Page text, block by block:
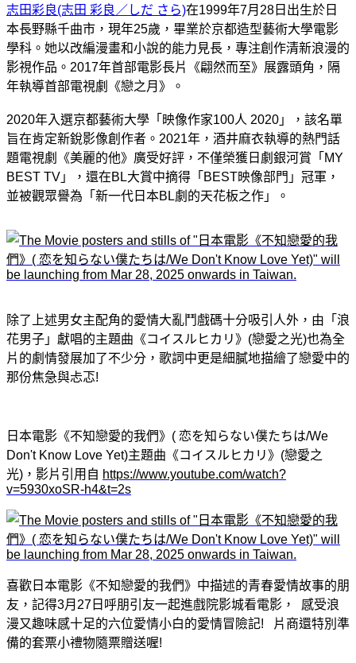
志田彩良(志田 彩良／しだ さら)在1999年7月28日出生於日
本長野縣千曲市，現年25歲，畢業於京都造型藝術大學電影
學科。她以改編漫畫和小說的能力見長，專注創作清新浪漫的
影視作品。2017年首部電影長片《翩然而至》展露頭角，隔
年執導首部電視劇《戀之月》。
2020年入選京都藝術大學「映像作家100人 2020」，該名單
旨在肯定新銳影像創作者。2021年，酒井麻衣執導的熱門話
題電視劇《美麗的他》廣受好評，不僅榮獲日劇銀河賞「MY
BEST TV」，還在BL大賞中摘得「BEST映像部門」冠軍，
並被觀眾譽為「新一代日本BL劇的天花板之作」。​
除了上述男女主配角的愛情大亂鬥戲碼十分吸引人外， 由「浪
花男子」獻唱的主題曲 《コイスルヒカリ》(戀愛之光)也為全
片的劇情發展加了不少分 ，歌詞中更是細膩地描繪了戀愛中的
那份焦急與忐忑!
日本電影《不知戀愛的我們》( 恋を知らない僕たちは/We
Don't Know Love Yet)主題曲《コイスルヒカリ》(戀愛之
光)，影片引用自 https://www.youtube.com/watch?
v=5930xoSR-h4&t=2s
喜歡日本電影 《不知戀愛的我們》中描述的青春愛情故事的朋
友，記得3月27日呼朋引友一起進戲院影城看電影， 感受浪
漫又趣味感十足的六位愛情小白的愛情冒險記! 片商還特別準
備的套票小禮物隨票贈送喔!